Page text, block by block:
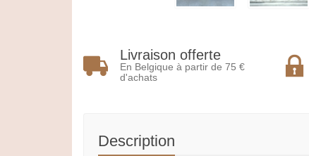
Livraison offerte
En Belgique à partir de 75 €
d'achats
Description